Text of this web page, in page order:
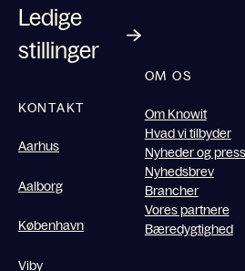
Ledige
stillinger
KONTAKT
Aarhus
Aalborg
København
Viby
OM OS
Om Knowit
Hvad vi tilbyder
Nyheder og
Nyhedsbrev
Brancher
Vores partnere
Bæredygtighed